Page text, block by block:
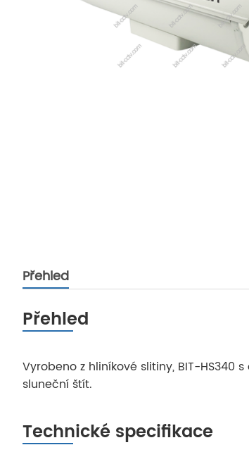
Přehled
Přehled
Vyrobeno z hliníkové slitiny, BIT-
sluneční štít.
Technické specifikace